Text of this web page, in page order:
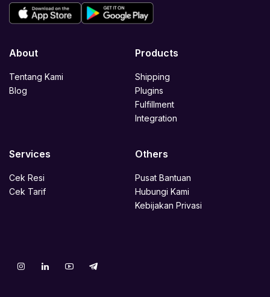
About
Tentang Kami
Blog
Products
Shipping
Plugins
Fulfillment
Integration
Services
Cek Resi
Cek Tarif
Others
Pusat Bantuan
Hubungi Kami
Kebijakan Privasi